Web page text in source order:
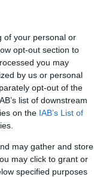
of your personal or
opt-out section to
you may
by us or personal
opt-out of the
list of downstream
on the IAB’s List of
may gather and store
may click to grant or
specified purposes
ρεύμα